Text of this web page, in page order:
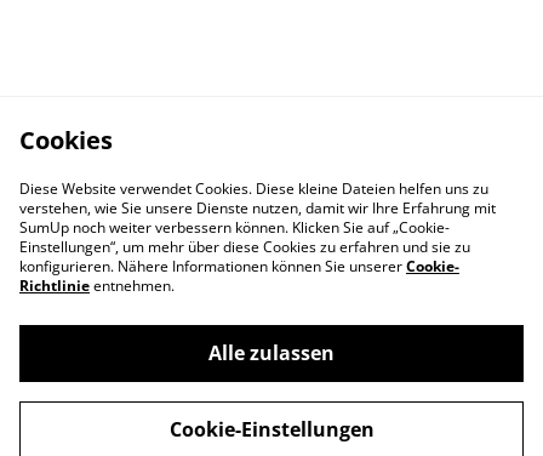
Cookies
Diese Website verwendet Cookies. Diese kleine Dateien helfen uns zu
verstehen, wie Sie unsere Dienste nutzen, damit wir Ihre Erfahrung mit
SumUp noch weiter verbessern können. Klicken Sie auf „Cookie-
Einstellungen“, um mehr über diese Cookies zu erfahren und sie zu
konfigurieren. Nähere Informationen können Sie unsererCookie-
Richtlinieentnehmen.
Alle zulassen
Cookie-Einstellungen